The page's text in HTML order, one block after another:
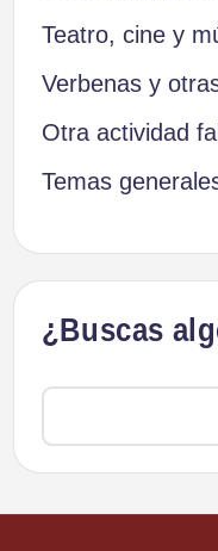
Teatro, cine y
Verbenas y
Otra actividad
Temas
¿Buscas